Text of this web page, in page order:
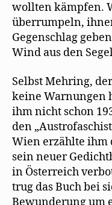
wollten kämpfen.
überrumpeln,
Gegenschlag
Wind aus den
Selbst Mehring,
keine Warnungen
ihm nicht schon
den
Wien erzählte ihm
sein neuer
in Österreich
trug das Buch bei
Bewunderung um